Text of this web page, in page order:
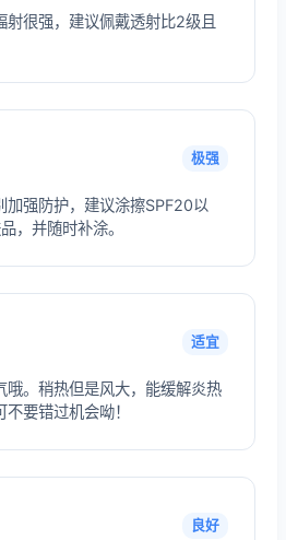
射很强，建议佩戴透射比2级且
极强
加强防护，建议涂擦SPF20以
，并随时补涂。
适宜
哦。稍热但是风大，能缓解炎热
要错过机会呦！
良好